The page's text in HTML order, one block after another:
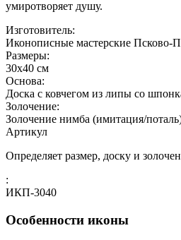
умиротворяет душу.
Изготовитель:
Иконописные мастерские Псково-
Размеры:
30x40 см
Основа:
Доска с ковчегом из липы со
Золочение:
Золочение нимба (имитация/
Артикул
Определяет размер, доску и
:
ИКП-3040
Особенности иконы